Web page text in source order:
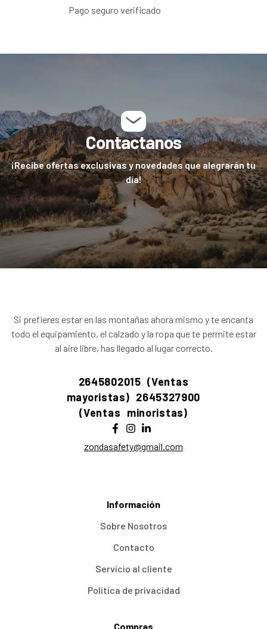
Pago seguro verificado
Contactanos
¡Recibe ofertas exclusivas y novedades que alegrarán tu
día!
Si prefieres estar en las montañas ahora mismo y te encanta
todo el equipamiento, el calzado y la ropa que te permite estar
al aire libre, has llegado al lugar correcto.
2645802015 (Ventas
mayoristas) 2645327900
(Ventas minoristas)
zondasafety@gmail.com
Información
Sobre Nosotros
Contacto
Servicio al cliente
Política de privacidad
Compras